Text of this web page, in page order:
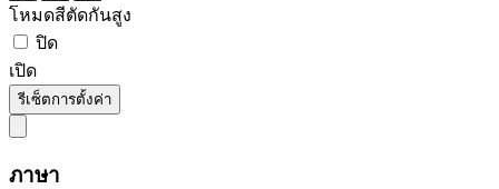
โหมดสีตัดกันสูง
ปิด
เปิด
รีเซ็ตการตั้งค่า
ภาษา